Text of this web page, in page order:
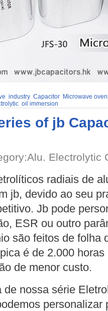
industry Capacitor
Microwave
oil immersion
of jb
Electrolytic
radiais de
jb, devido ao seu
Jb pode
ESR ou outro
são feitos de folha
é de 2.000
de menor custo.
de nossa série
personalizar